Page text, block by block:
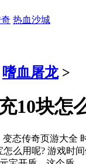
热血沙城
嗜血屠龙>
10块怎
变态传奇页游大全
怎么用呢? 游戏时